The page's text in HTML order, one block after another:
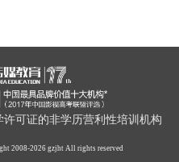
可证的非学历营利性培训机构
2008-2026 gzjht All rights reserved